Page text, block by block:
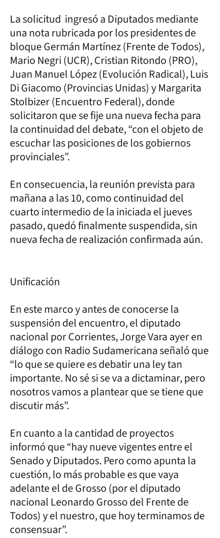
La solicitud ingresó a Diputados mediante
una nota rubricada por los presidentes de
bloque Germán Martínez (Frente de Todos),
Mario Negri (UCR), Cristian Ritondo (PRO),
Juan Manuel López (Evolución Radical), Luis
Di Giacomo (Provincias Unidas) y Margarita
Stolbizer (Encuentro Federal), donde
solicitaron que se fije una nueva fecha para
la continuidad del debate, “con el objeto de
escuchar las posiciones de los gobiernos
provinciales”.
En consecuencia, la reunión prevista para
mañana a las 10, como continuidad del
cuarto intermedio de la iniciada el jueves
pasado, quedó finalmente suspendida, sin
nueva fecha de realización confirmada aún.
Unificación
En este marco y antes de conocerse la
suspensión del encuentro, el diputado
nacional por Corrientes, Jorge Vara ayer en
diálogo con Radio Sudamericana señaló que
“lo que se quiere es debatir una ley tan
importante. No sé si se va a dictaminar, pero
nosotros vamos a plantear que se tiene que
discutir más”.
En cuanto a la cantidad de proyectos
informó que “hay nueve vigentes entre el
Senado y Diputados. Pero como apunta la
cuestión, lo más probable es que vaya
adelante el de Grosso (por el diputado
nacional Leonardo Grosso del Frente de
Todos) y el nuestro, que hoy terminamos de
consensuar”.